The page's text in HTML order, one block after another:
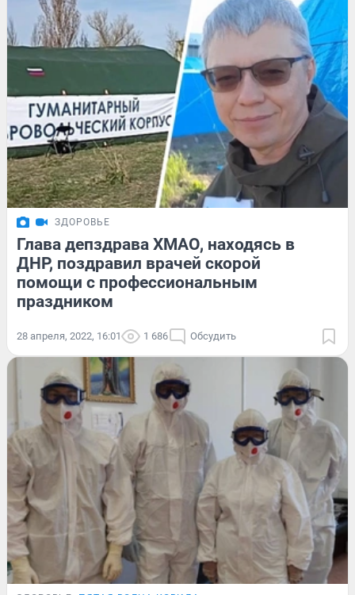
ЗДОРОВЬЕ
Глава депздрава ХМАО, находясь в
ДНР, поздравил врачей скорой
помощи с профессиональным
праздником
28 апреля, 2022, 16:01 1 686 Обсудить